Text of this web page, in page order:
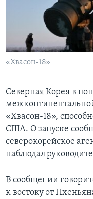
Learning English
СОЦИАЛЬНЫЕ СЕТИ
Языки
«Хвасон-18»
Северная Корея в
«Хвасон-18»,
США. О запуске
северокорейское
наблюдал
В сообщении
к востоку от